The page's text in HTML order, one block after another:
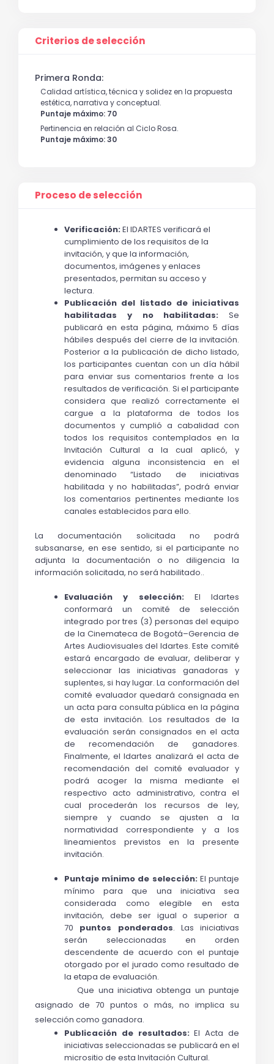
Criterios de selección
Primera Ronda:
Calidad artística, técnica y solidez en la propuesta
estética, narrativa y conceptual.
Puntaje máximo: 70
Pertinencia en relación al Ciclo Rosa.
Puntaje máximo: 30
Proceso de selección
Verificación: El IDARTES verificará el
cumplimiento de los requisitos de la
invitación, y que la información,
documentos, imágenes y enlaces
presentados, permitan su acceso y
lectura.
Publicación del listado de iniciativas
habilitadas y no habilitadas: Se
publicará en esta página, máximo 5 días
hábiles después del cierre de la invitación.
Posterior a la publicación de dicho listado,
los participantes cuentan con un día hábil
para enviar sus comentarios frente a los
resultados de verificación. Si el participante
considera que realizó correctamente el
cargue a la plataforma de todos los
documentos y cumplió a cabalidad con
todos los requisitos contemplados en la
Invitación Cultural a la cual aplicó, y
evidencia alguna inconsistencia en el
denominado “Listado de iniciativas
habilitada y no habilitadas”, podrá enviar
los comentarios pertinentes mediante los
canales establecidos para ello.
La documentación solicitada no podrá
subsanarse, en ese sentido, si el participante no
adjunta la documentación o no diligencia la
información solicitada, no será habilitado..
Evaluación y selección: El Idartes
conformará un comité de selección
integrado por tres (3) personas del equipo
de la Cinemateca de Bogotá–Gerencia de
Artes Audiovisuales del Idartes. Este comité
estará encargado de evaluar, deliberar y
seleccionar las iniciativas ganadoras y
suplentes, si hay lugar. La conformación del
comité evaluador quedará consignada en
un acta para consulta pública en la página
de esta invitación. Los resultados de la
evaluación serán consignados en el acta
de recomendación de ganadores.
Finalmente, el Idartes analizará el acta de
recomendación del comité evaluador y
podrá acoger la misma mediante el
respectivo acto administrativo, contra el
cual procederán los recursos de ley,
siempre y cuando se ajusten a la
normatividad correspondiente y a los
lineamientos previstos en la presente
invitación.
Puntaje mínimo de selección: El puntaje
mínimo para que una iniciativa sea
considerada como elegible en esta
invitación, debe ser igual o superior a
70 puntos ponderados. Las iniciativas
serán seleccionadas en orden
descendente de acuerdo con el puntaje
otorgado por el jurado como resultado de
la etapa de evaluación.
Que una iniciativa obtenga un puntaje
asignado de 70 puntos o más, no implica su
selección como ganadora.
Publicación de resultados: El Acta de
iniciativas seleccionadas se publicará en el
micrositio de esta Invitación Cultural.